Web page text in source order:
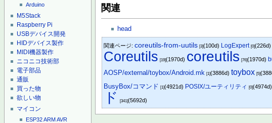
Arduino
M5Stack
Raspberry Pi
USBデバイス開発
HIDデバイス製作
MIDI機器製作
ニコニコ技術部
電子部品
通販
買った物
欲しい物
マイコン
ESP32ARMAVR
関連
head
関連ページ:coreutils-from-uutils [3](100d) LogExpert [0](226d)
Coreutils [19](1970d) coreutils [76](1970d)
AOSP/external/toybox/Android.mk [1](3886d)toybox [5]
BusyBox/コマンド [1](4921d) POSIX/ユーティリティ [0](4974d)
ド
[341](5692d)